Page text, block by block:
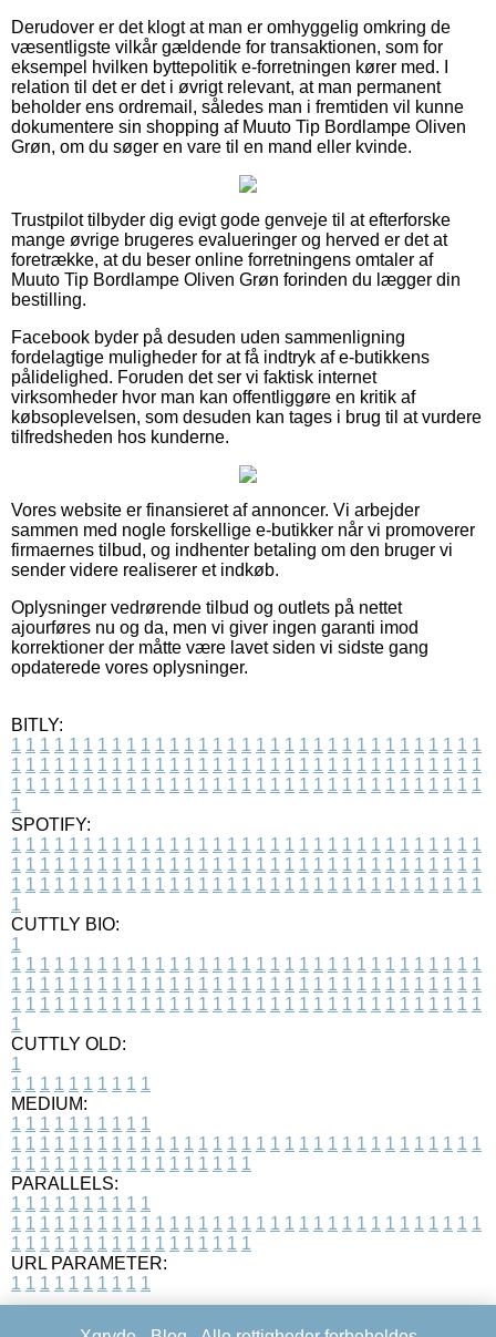
Derudover er det klogt at man er omhyggelig omkring de
væsentligste vilkår gældende for transaktionen, som for
eksempel hvilken byttepolitik e-forretningen kører med. I
relation til det er det i øvrigt relevant, at man permanent
beholder ens ordremail, således man i fremtiden vil kunne
dokumentere sin shopping af Muuto Tip Bordlampe Oliven
Grøn, om du søger en vare til en mand eller kvinde.
Trustpilot tilbyder dig evigt gode genveje til at efterforske
mange øvrige brugeres evalueringer og herved er det at
foretrække, at du beser online forretningens omtaler af
Muuto Tip Bordlampe Oliven Grøn forinden du lægger din
bestilling.
Facebook byder på desuden uden sammenligning
fordelagtige muligheder for at få indtryk af e-butikkens
pålidelighed. Foruden det ser vi faktisk internet
virksomheder hvor man kan offentliggøre en kritik af
købsoplevelsen, som desuden kan tages i brug til at vurdere
tilfredsheden hos kunderne.
Vores website er finansieret af annoncer. Vi arbejder
sammen med nogle forskellige e-butikker når vi promoverer
firmaernes tilbud, og indhenter betaling om den bruger vi
sender videre realiserer et indkøb.
Oplysninger vedrørende tilbud og outlets på nettet
ajourføres nu og da, men vi giver ingen garanti imod
korrektioner der måtte være lavet siden vi sidste gang
opdaterede vores oplysninger.
BITLY:
1 1 1 1 1 1 1 1 1 1 1 1 1 1 1 1 1 1 1 1 1 1 1 1 1 1 1 1 1 1 1 1 1
1 1 1 1 1 1 1 1 1 1 1 1 1 1 1 1 1 1 1 1 1 1 1 1 1 1 1 1 1 1 1 1 1
1 1 1 1 1 1 1 1 1 1 1 1 1 1 1 1 1 1 1 1 1 1 1 1 1 1 1 1 1 1 1 1 1
1
SPOTIFY:
1 1 1 1 1 1 1 1 1 1 1 1 1 1 1 1 1 1 1 1 1 1 1 1 1 1 1 1 1 1 1 1 1
1 1 1 1 1 1 1 1 1 1 1 1 1 1 1 1 1 1 1 1 1 1 1 1 1 1 1 1 1 1 1 1 1
1 1 1 1 1 1 1 1 1 1 1 1 1 1 1 1 1 1 1 1 1 1 1 1 1 1 1 1 1 1 1 1 1
1
CUTTLY BIO:
1
1 1 1 1 1 1 1 1 1 1 1 1 1 1 1 1 1 1 1 1 1 1 1 1 1 1 1 1 1 1 1 1 1
1 1 1 1 1 1 1 1 1 1 1 1 1 1 1 1 1 1 1 1 1 1 1 1 1 1 1 1 1 1 1 1 1
1 1 1 1 1 1 1 1 1 1 1 1 1 1 1 1 1 1 1 1 1 1 1 1 1 1 1 1 1 1 1 1 1
1
CUTTLY OLD:
1
1 1 1 1 1 1 1 1 1 1
MEDIUM:
1 1 1 1 1 1 1 1 1 1
1 1 1 1 1 1 1 1 1 1 1 1 1 1 1 1 1 1 1 1 1 1 1 1 1 1 1 1 1 1 1 1 1
1 1 1 1 1 1 1 1 1 1 1 1 1 1 1 1 1
PARALLELS:
1 1 1 1 1 1 1 1 1 1
1 1 1 1 1 1 1 1 1 1 1 1 1 1 1 1 1 1 1 1 1 1 1 1 1 1 1 1 1 1 1 1 1
1 1 1 1 1 1 1 1 1 1 1 1 1 1 1 1 1
URL PARAMETER:
1 1 1 1 1 1 1 1 1 1